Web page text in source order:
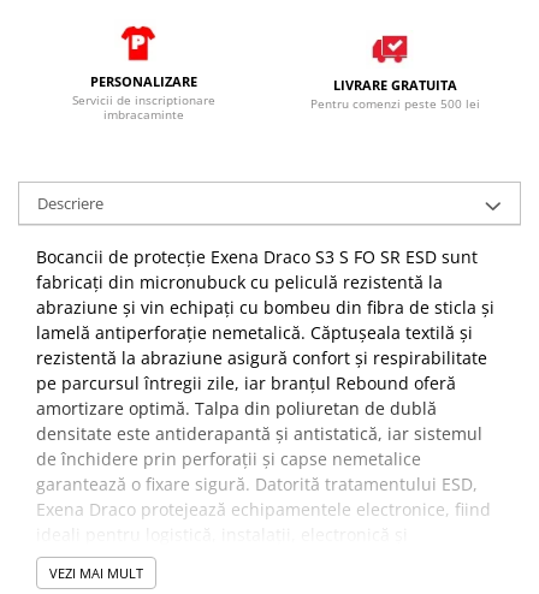
PERSONALIZARE
Servicii de inscriptionare
imbracaminte
LIVRARE GRATUITA
Pentru comenzi peste 500 lei
Descriere
Bocancii de protecție Exena Draco S3 S FO SR ESD sunt
fabricați din micronubuck cu peliculă rezistentă la
abraziune și vin echipați cu bombeu din fibra de sticla și
lamelă antiperforație nemetalică. Căptușeala textilă și
rezistentă la abraziune asigură confort și respirabilitate
pe parcursul întregii zile, iar branțul Rebound oferă
amortizare optimă. Talpa din poliuretan de dublă
densitate este antiderapantă și antistatică, iar sistemul
de închidere prin perforații și capse nemetalice
garantează o fixare sigură. Datorită tratamentului ESD,
Exena Draco protejează echipamentele electronice, fiind
automotive.
VEZI MAI MULT